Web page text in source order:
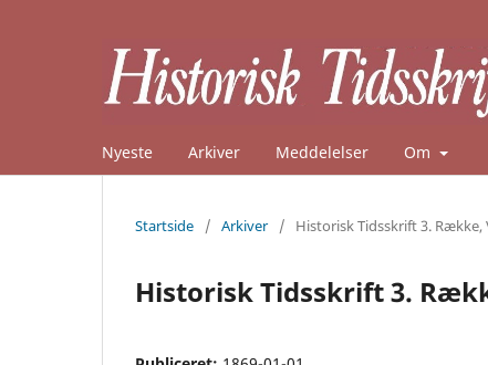
Nyeste Arkiver Meddelelser Om
Startside / Arkiver / Historisk Tidsskrift 3. Række,
Historisk Tidsskrift 3.